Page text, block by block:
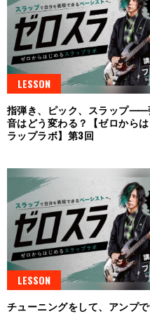
LESSON
指弾き、ピック、スラップ⸺
音はどう変わる？【ゼロから
ラップラボ】第3回
LESSON
チューニングをして、アンプ